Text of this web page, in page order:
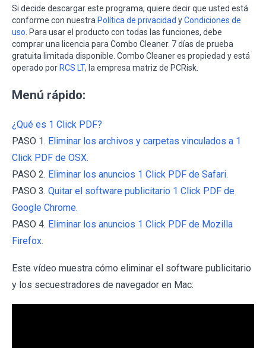
Si decide descargar este programa, quiere decir que usted está
conforme con nuestra Política de privacidad yCondiciones de
uso. Para usar el producto con todas las funciones, debe
comprar una licencia para Combo Cleaner. 7 días de prueba
gratuita limitada disponible. Combo Cleaner es propiedad y está
operado por RCS LT, la empresa matriz de PCRisk.
Menú rápido:
¿Qué es 1 Click PDF?
PASO 1. Eliminar los archivos y carpetas vinculados a 1
Click PDF de OSX.
PASO 2. Eliminar los anuncios 1 Click PDF de Safari.
PASO 3. Quitar el software publicitario 1 Click PDF de
Google Chrome.
PASO 4. Eliminar los anuncios 1 Click PDF de Mozilla
Firefox.
Este vídeo muestra cómo eliminar el software publicitario
y los secuestradores de navegador en Mac: